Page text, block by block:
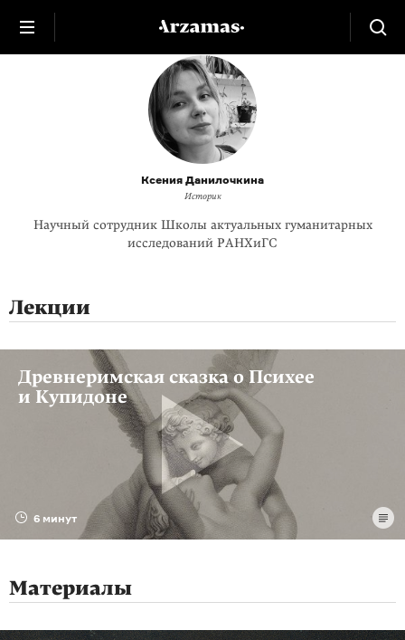
Ксения Данилочкина
Историк
Научный сотрудник Школы актуальных гуманитарных
исследований РАНХиГС
Лекции
6 минут
Древнеримская сказка о Психее
и Купидоне
Материалы